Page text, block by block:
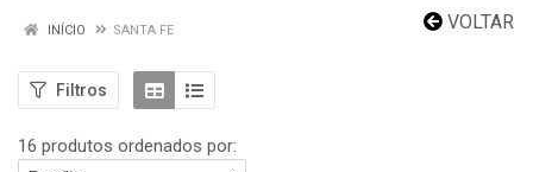
VOLTAR
INÍCIO SANTA FE
Filtros
16 produtos ordenados por: